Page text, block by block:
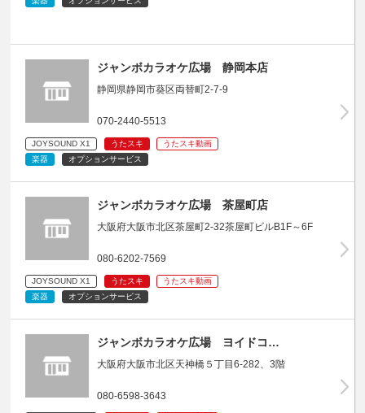
ジャンボカラオケ広場 静岡本店
静岡県静岡市葵区両替町2-7-9
070-2440-5513
JOYSOUND X1 うたスキ
うたスキ動画
楽器
オプションサービス
ジャンボカラオケ広場 茶屋町店
大阪府大阪市北区茶屋町2-32茶屋町ビルB1F～6F
080-6202-7569
JOYSOUND X1 うたスキ
うたスキ動画
楽器
オプションサービス
ジャンボカラオケ広場 ヨイドコ…
大阪府大阪市北区天神橋５丁目6-282、3階
080-6598-3643